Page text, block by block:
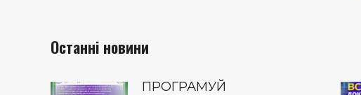
Останні новини
ПРОГРАМУЙ